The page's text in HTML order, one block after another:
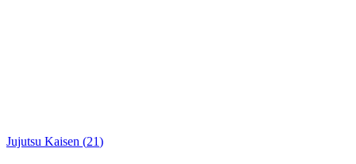
Jujutsu Kaisen (21)